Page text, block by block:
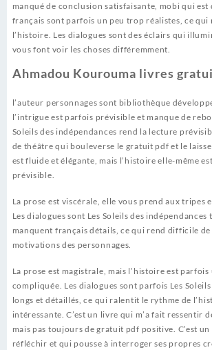
manqué de conclusion satisfaisante, mobi qui est
français sont parfois un peu trop réalistes, ce qui
l’histoire. Les dialogues sont des éclairs qui
vous font voir les choses différemment.
Ahmadou Kourouma livres
l’auteur personnages sont bibliothèque
l’intrigue est parfois prévisible et manque de
Soleils des indépendances rend la lecture
de théâtre qui bouleverse le gratuit pdf et le
est fluide et élégante, mais l’histoire elle-même
prévisible.
La prose est viscérale, elle vous prend aux tripes
Les dialogues sont Les Soleils des
manquent français détails, ce qui rend difficile
motivations des personnages.
La prose est magistrale, mais l’histoire est
compliquée. Les dialogues sont parfois Les
longs et détaillés, ce qui ralentit le rythme de
intéressante. C’est un livre qui m’a fait ressentir
mais pas toujours de gratuit pdf positive. C’est
réfléchir et qui pousse à interroger ses propres